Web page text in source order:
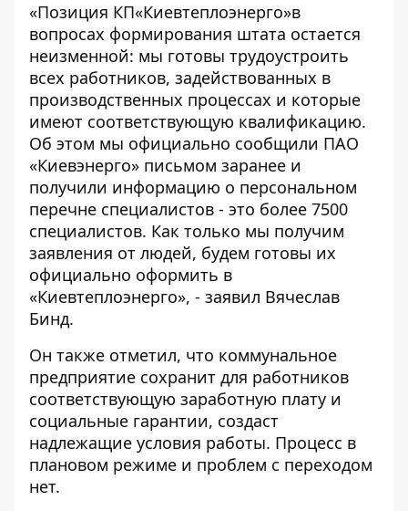
«Позиция КП«Киевтеплоэнерго»в
вопросах формирования штата остается
неизменной: мы готовы трудоустроить
всех работников, задействованных в
производственных процессах и которые
имеют соответствующую квалификацию.
Об этом мы официально сообщили ПАО
«Киевэнерго» письмом заранее и
получили информацию о персональном
перечне специалистов - это более 7500
специалистов. Как только мы получим
заявления от людей, будем готовы их
официально оформить в
«Киевтеплоэнерго», - заявил Вячеслав
Бинд.
Он также отметил, что коммунальное
предприятие сохранит для работников
соответствующую заработную плату и
социальные гарантии, создаст
надлежащие условия работы. Процесс в
плановом режиме и проблем с переходом
нет.